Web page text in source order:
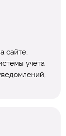
сайте,
учета